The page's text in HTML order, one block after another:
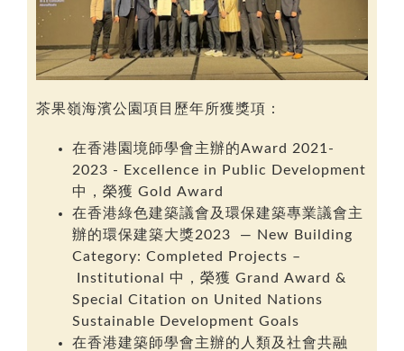
茶果嶺海濱公園項目 歷年所獲獎項 ：
在香港園境師學會主辦的Award 2021-
2023 - Excellence in Public Development
中，榮獲 Gold Award
在香港綠色建築議會及環保建築專業議會主
辦的環保建築大獎2023 — New Building
Category: Completed Projects –
Institutional 中，榮獲 Grand Award &
Special Citation on United Nations
Sustainable Development Goals
在香港建築師學會主辦的 人類及社會共融